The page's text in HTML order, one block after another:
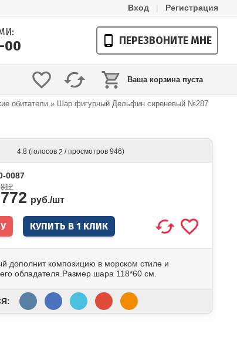
Вход | Регистрация
00 ПЕРЕЗВОНИТЕ МНЕ
Ваша корзина пуста
обитатели » Шар фигурный Дельфин сиреневый №287
4.8 (голосов 2 / просмотров 946)
0087
812
772 руб./шт
КУПИТЬ В 1 КЛИК
дополнит композицию в морском стиле и
обладателя.Размер шара 118*60 см.